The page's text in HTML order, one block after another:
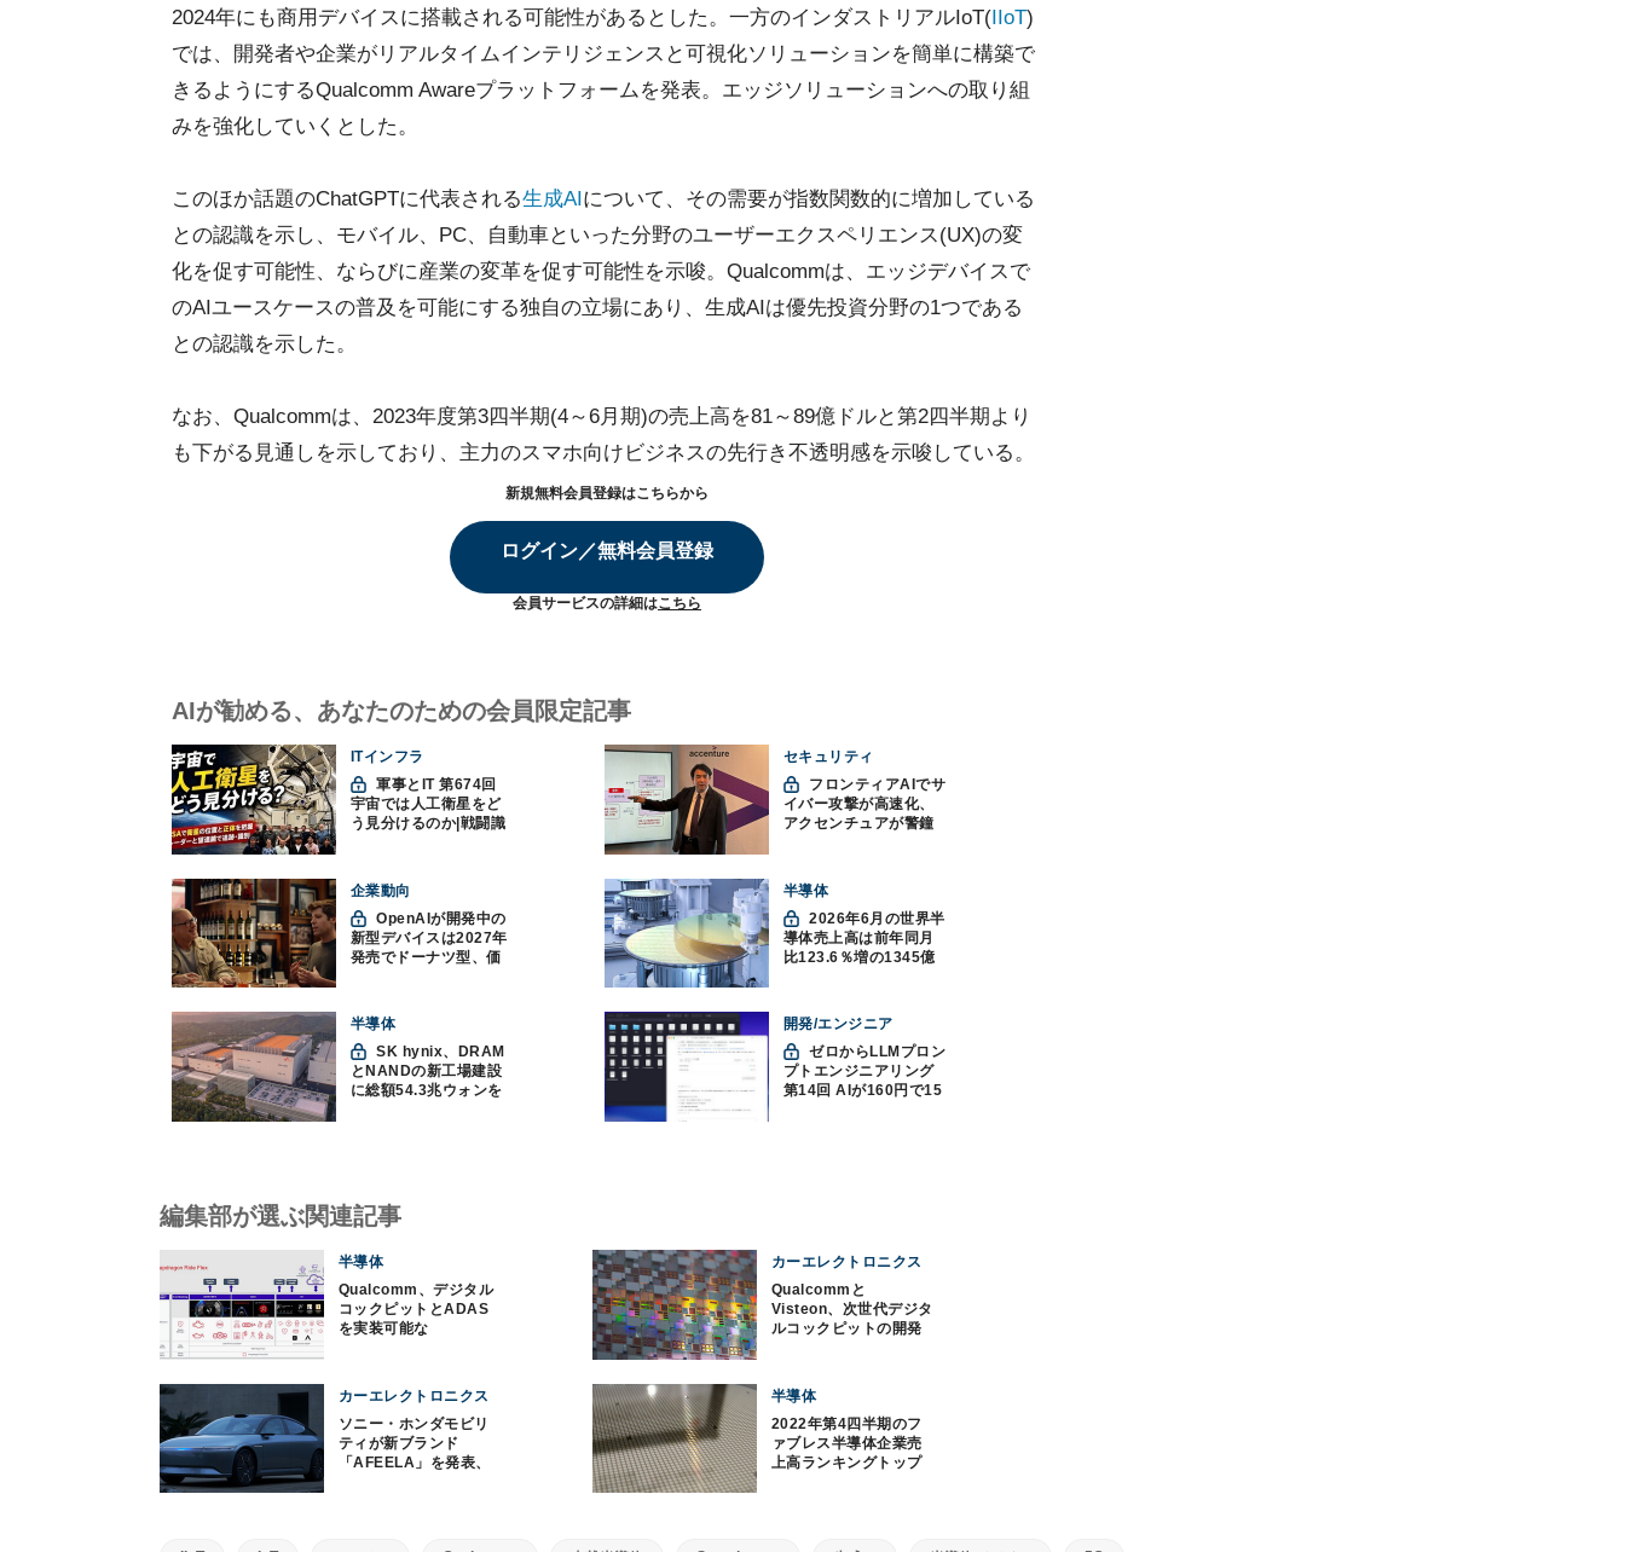
2024年にも商用デバイスに搭載される可能性があるとした。一方のインダストリアルIoT(IIoT)
では、開発者や企業がリアルタイムインテリジェンスと可視化ソリューションを簡単に構築で
きるようにするQualcomm Awareプラットフォームを発表。エッジソリューションへの取り組
みを強化していくとした。
このほか話題のChatGPTに代表される生成AIについて、その需要が指数関数的に増加している
との認識を示し、モバイル、PC、自動車といった分野のユーザーエクスペリエンス(UX)の変
化を促す可能性、ならびに産業の変革を促す可能性を示唆。Qualcommは、エッジデバイスで
のAIユースケースの普及を可能にする独自の立場にあり、生成AIは優先投資分野の1つである
との認識を示した。
なお、Qualcommは、2023年度第3四半期(4～6月期)の売上高を81～89億ドルと第2四半期より
も下がる見通しを示しており、主力のスマホ向けビジネスの先行き不透明感を示唆している。
新規無料会員登録はこちらから
ログイン／無料会員登録
会員サービスの詳細はこちら
AIが勧める、あなたのための会員限定記事
ITインフラ
軍事とIT 第674回
宇宙では人工衛星をど
う見分けるのか|戦闘識
セキュリティ
イバー攻撃が高速化、
アクセンチュアが警鐘
企業動向
OpenAIが開発中の
新型デバイスは2027年
発売でドーナツ型、価
半導体
2026年6月の世界半
導体売上高は前年同月
比123.6％増の1345億
半導体
SK hynix、DRAM
とNANDの新工場建設
に総額54.3兆ウォンを
開発/エンジニア
ゼロからLLMプロン
プトエンジニアリング
第14回 AIが160円で15
編集部が選ぶ関連記事
半導体
Qualcomm、デジタル
コックピットとADAS
を実装可能な
カーエレクトロニクス
Qualcommと
Visteon、次世代デジタ
ルコックピットの開発
カーエレクトロニクス
ソニー・ホンダモビリ
ティが新ブランド
「AFEELA」を発表、
半導体
2022年第4四半期のフ
ァブレス半導体企業売
上高ランキングトップ